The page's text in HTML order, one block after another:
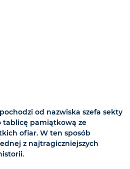
od nazwiska szefa sekty
tablicę pamiątkową ze
ofiar. W ten sposób
z najtragiczniejszych